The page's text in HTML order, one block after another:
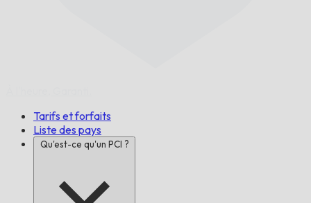
Tarifs et forfaits
Liste des pays
Qu'est-ce qu'un PCI ?